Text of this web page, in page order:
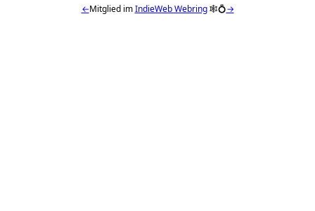
←Mitglied imIndieWeb Webring🕸💍→